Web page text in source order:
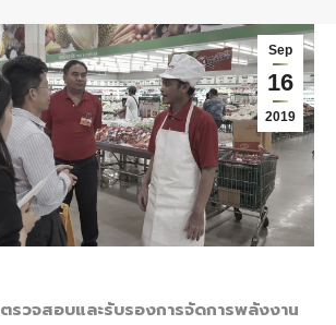
Sep
16
2019
ตรวจสอบและรับรองการจัดการพลังงาน